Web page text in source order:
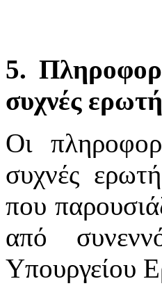
5.
συχνές
Οι
συχνές
που
από
Υπουργείου